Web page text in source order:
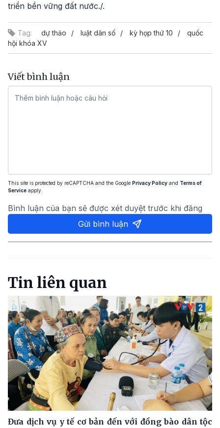
triển bền vững đất nước./.
Tag: dự thảo luật dân số kỳ họp thứ 10
quốc
hội khóa XV
Viết bình luận
This site is protected by reCAPTCHA and the Google Privacy Policy and Terms of
Service apply.
Bình luận của bạn sẽ được xét duyệt trước khi đăng
Gửi bình luận
Tin liên quan
Đưa dịch vụ y tế cơ bản đến với đồng bào dân tộc